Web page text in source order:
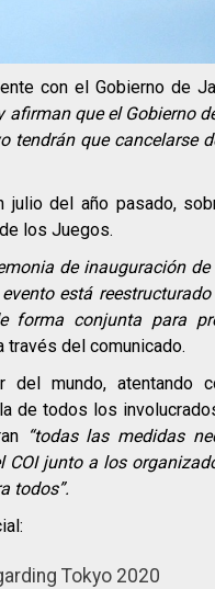
con el Gobierno de
que el Gobierno
tendrán que cancelarse
julio del año pasado,
los Juegos.
de inauguración
está
forma conjunta para
través del comunicado.
mundo, atentando
de todos los
“todas las medidas
junto a los
todos”.
Tokyo 2020